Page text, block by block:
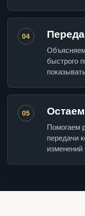
04
быстрого
05
Помогаем
передачи
изменений